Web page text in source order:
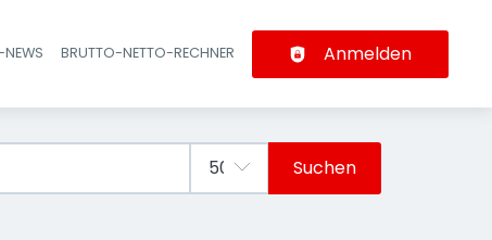
NEWS BRUTTO-NETTO-RECHNER Anmelden
Suchen